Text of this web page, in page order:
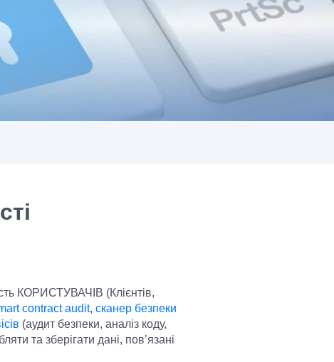
КОРИСТУВАЧІВ (Клієнтів,
contract audit, сканер безпеки
(аудит безпеки, аналіз коду,
та зберігати дані, пов’язані